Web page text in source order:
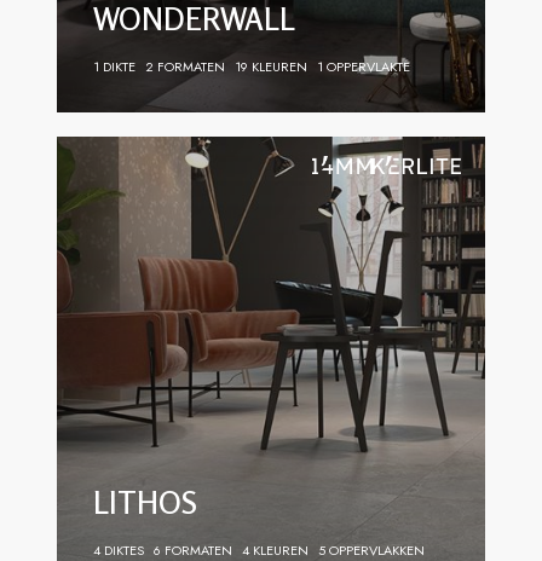
WONDERWALL
1 DIKTE 2 FORMATEN 19 KLEUREN 1 OPPERVLAKTE
LITHOS
4 DIKTES 6 FORMATEN 4 KLEUREN 5 OPPERVLAKKEN